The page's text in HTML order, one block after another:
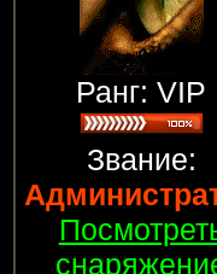
Ранг: VIP
Звание: